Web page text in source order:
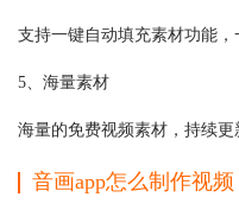
支持一键自动填充素材功能，
5、海量素材
海量的免费视频素材，持续更
音画app怎么制作视频